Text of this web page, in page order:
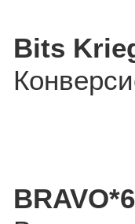
Bits